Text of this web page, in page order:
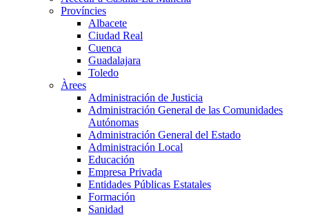
Províncies
Albacete
Ciudad Real
Cuenca
Guadalajara
Toledo
Àrees
Administración de Justicia
Administración General de las Comunidades
Autónomas
Administración General del Estado
Administración Local
Educación
Empresa Privada
Entidades Públicas Estatales
Formación
Sanidad